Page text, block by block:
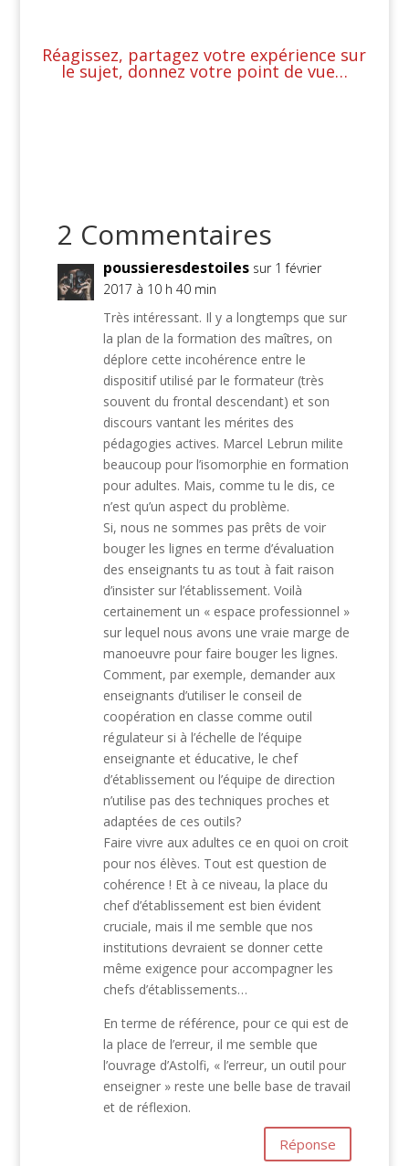
Réagissez, partagez votre expérience sur
le sujet, donnez votre point de vue…
2 Commentaires
poussieresdestoiles sur 1 février
2017 à 10 h 40 min
Très intéressant. Il y a longtemps que sur
la plan de la formation des maîtres, on
déplore cette incohérence entre le
dispositif utilisé par le formateur (très
souvent du frontal descendant) et son
discours vantant les mérites des
pédagogies actives. Marcel Lebrun milite
beaucoup pour l’isomorphie en formation
pour adultes. Mais, comme tu le dis, ce
n’est qu’un aspect du problème.
Si, nous ne sommes pas prêts de voir
bouger les lignes en terme d’évaluation
des enseignants tu as tout à fait raison
d’insister sur l’établissement. Voilà
certainement un « espace professionnel »
sur lequel nous avons une vraie marge de
manoeuvre pour faire bouger les lignes.
Comment, par exemple, demander aux
enseignants d’utiliser le conseil de
coopération en classe comme outil
régulateur si à l’échelle de l’équipe
enseignante et éducative, le chef
d’établissement ou l’équipe de direction
n’utilise pas des techniques proches et
adaptées de ces outils?
Faire vivre aux adultes ce en quoi on croit
pour nos élèves. Tout est question de
cohérence ! Et à ce niveau, la place du
chef d’établissement est bien évident
cruciale, mais il me semble que nos
institutions devraient se donner cette
même exigence pour accompagner les
chefs d’établissements…
En terme de référence, pour ce qui est de
la place de l’erreur, il me semble que
l’ouvrage d’Astolfi, « l’erreur, un outil pour
enseigner » reste une belle base de travail
et de réflexion.
Réponse